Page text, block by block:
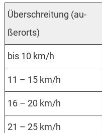
Über­schrei­tung (au­
ßer­orts)
bis 10 km/h
11 – 15 km/h
16 – 20 km/h
21 – 25 km/h